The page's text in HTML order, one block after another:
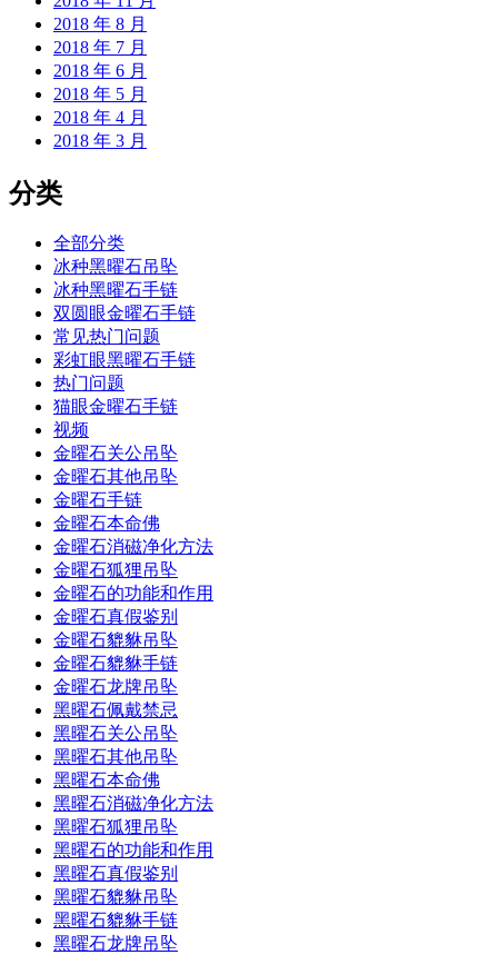
2018 年 8 月
2018 年 7 月
2018 年 6 月
2018 年 5 月
2018 年 4 月
2018 年 3 月
分类
全部分类
冰种黑曜石吊坠
冰种黑曜石手链
双圆眼金曜石手链
常见热门问题
彩虹眼黑曜石手链
热门问题
猫眼金曜石手链
视频
金曜石关公吊坠
金曜石其他吊坠
金曜石手链
金曜石本命佛
金曜石消磁净化方法
金曜石狐狸吊坠
金曜石的功能和作用
金曜石真假鉴别
金曜石貔貅吊坠
金曜石貔貅手链
金曜石龙牌吊坠
黑曜石佩戴禁忌
黑曜石关公吊坠
黑曜石其他吊坠
黑曜石本命佛
黑曜石消磁净化方法
黑曜石狐狸吊坠
黑曜石的功能和作用
黑曜石真假鉴别
黑曜石貔貅吊坠
黑曜石貔貅手链
黑曜石龙牌吊坠